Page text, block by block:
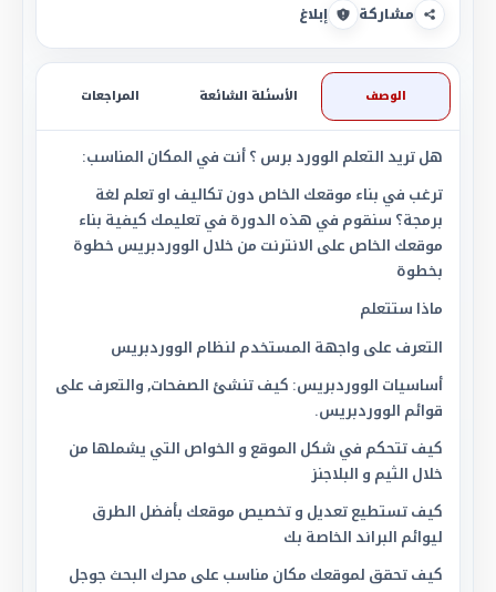
مشاركة إبلاغ
الوصف الأسئلة الشائعة المراجعات
هل تريد التعلم الوورد برس ؟ أنت في المكان المناسب:
ترغب في بناء موقعك الخاص دون تكاليف او تعلم لغة
برمجة؟ سنقوم في هذه الدورة في تعليمك كيفية بناء
موقعك الخاص على الانترنت من خلال الووردبريس خطوة
بخطوة
ماذا ستتعلم
التعرف على واجهة المستخدم لنظام الووردبريس
أساسيات الووردبريس: كيف تنشئ الصفحات, والتعرف على
قوائم الووردبريس.
كيف تتحكم في شكل الموقع و الخواص التي يشملها من
خلال الثيم و البلاجنز
كيف تستطيع تعديل و تخصيص موقعك بأفضل الطرق
ليوائم البراند الخاصة بك
كيف تحقق لموقعك مكان مناسب على محرك البحث جوجل